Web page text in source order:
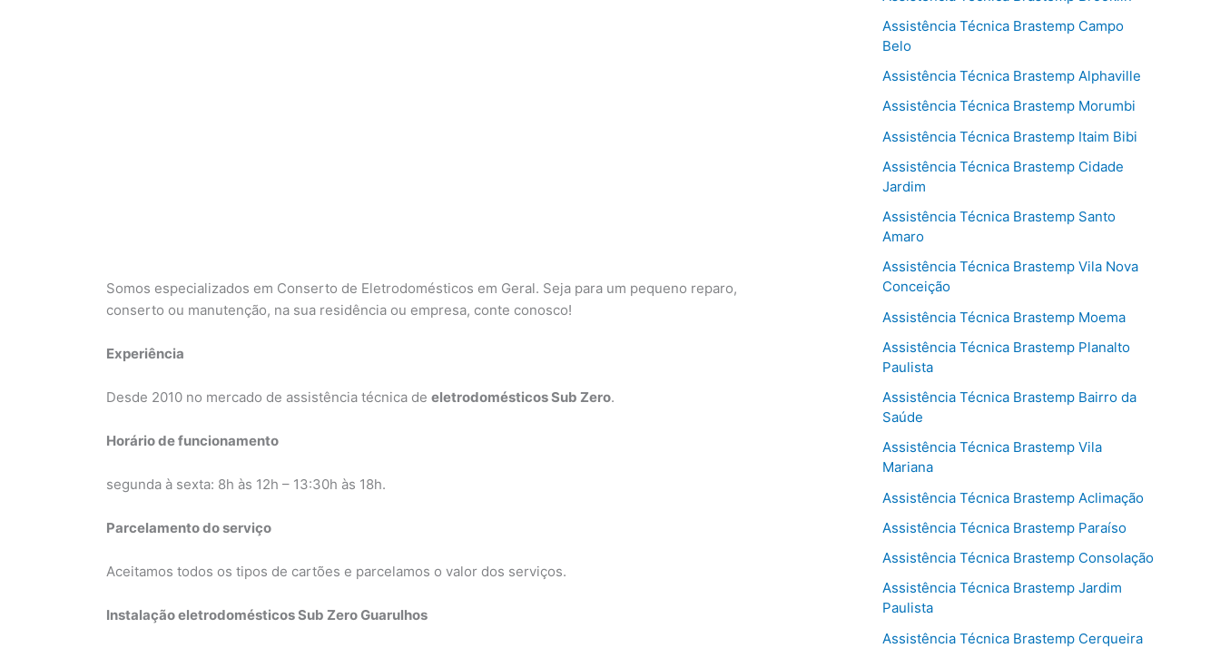
Somos especializados em Conserto de Eletrodomésticos em Geral. Seja para um pequeno reparo,
conserto ou manutenção, na sua residência ou empresa, conte conosco!
Experiência
Desde 2010 no mercado de assistência técnica de eletrodomésticos Sub Zero.
Horário de funcionamento
segunda à sexta: 8h às 12h – 13:30h às 18h.
Parcelamento do serviço
Aceitamos todos os tipos de cartões e parcelamos o valor dos serviços.
Instalação eletrodomésticos Sub Zero Guarulhos
Assistência Técnica Brastemp Campo
Belo
Assistência Técnica Brastemp Alphaville
Assistência Técnica Brastemp Morumbi
Assistência Técnica Brastemp Itaim Bibi
Assistência Técnica Brastemp Cidade
Jardim
Assistência Técnica Brastemp Santo
Amaro
Assistência Técnica Brastemp Vila Nova
Conceição
Assistência Técnica Brastemp Moema
Assistência Técnica Brastemp Planalto
Paulista
Assistência Técnica Brastemp Bairro da
Saúde
Assistência Técnica Brastemp Vila
Mariana
Assistência Técnica Brastemp Aclimação
Assistência Técnica Brastemp Paraíso
Assistência Técnica Brastemp Consolação
Assistência Técnica Brastemp Jardim
Paulista
Assistência Técnica Brastemp Cerqueira